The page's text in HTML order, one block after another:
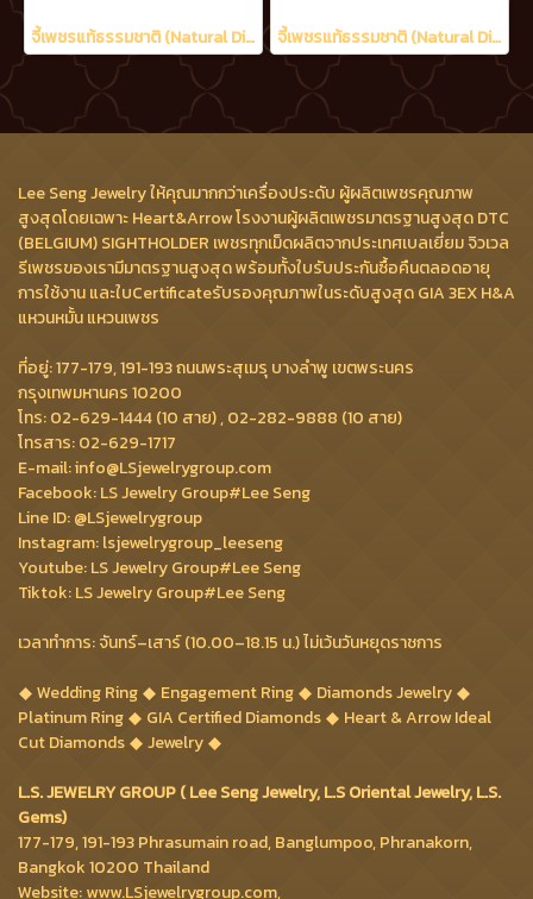
จี้เพชรแท้ธรรมชาติ (Natural Diamonds) 2.21 Ct. จี้เพชรแท้ธรรมชาติ (Natural Diamonds) 1.60 Ct.
Lee Seng Jewelry ให้คุณมากกว่าเครื่องประดับ ผู้ผลิตเพชรคุณภาพ
สูงสุดโดยเฉพาะ Heart&Arrow โรงงานผู้ผลิตเพชรมาตรฐานสูงสุด DTC
(BELGIUM) SIGHTHOLDER เพชรทุกเม็ดผลิตจากประเทศเบลเยี่ยม จิวเวล
รีเพชรของเรามีมาตรฐานสูงสุด พร้อมทั้งใบรับประกันซื้อคืนตลอดอายุ
การใช้งาน และใบCertificateรับรองคุณภาพในระดับสูงสุด GIA 3EX H&A
แหวนหมั้น แหวนเพชร
ที่อยู่: 177-179, 191-193 ถนนพระสุเมรุ บางลำพู เขตพระนคร
กรุงเทพมหานคร 10200
โทร: 02-629-1444 (10 สาย) , 02-282-9888 (10 สาย)
โทรสาร: 02-629-1717
E-mail: info@LSjewelrygroup.com
Facebook: LS Jewelry Group#Lee Seng
Line ID: @LSjewelrygroup
Instagram: lsjewelrygroup_leeseng
Youtube: LS Jewelry Group#Lee Seng
Tiktok: LS Jewelry Group#Lee Seng
เวลาทำการ: จันทร์–เสาร์ (10.00–18.15 น.) ไม่เว้นวันหยุดราชการ
Wedding Ring
Engagement Ring
Diamonds Jewelry
Platinum Ring
GIA Certified Diamonds
Heart & Arrow Ideal
Cut Diamonds
Jewelry
L.S. JEWELRY GROUP ( Lee Seng Jewelry, L.S Oriental Jewelry, L.S.
Gems)
177-179, 191-193 Phrasumain road, Banglumpoo, Phranakorn,
Bangkok 10200 Thailand
Website: www.LSjewelrygroup.com,